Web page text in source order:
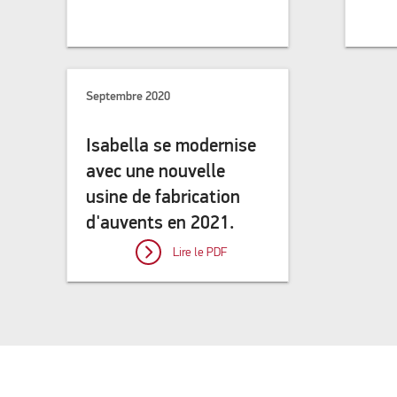
Septembre 2020
Isabella se modernise
avec une nouvelle
usine de fabrication
d'auvents en 2021.
Lire le PDF